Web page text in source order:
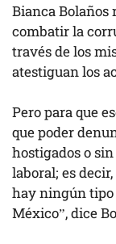
Bianca Bolaños
combatir la
través de los
atestiguan los
Pero para que
que poder
hostigados o
laboral; es
hay ningún tipo
México”, dice